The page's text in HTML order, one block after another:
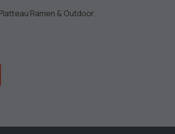
Ramen & Outdoor.